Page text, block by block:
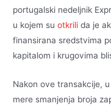
portugalski nedeljnik
u kojem suotkrilida je
finansirana sredstvima
kapitalom i krugovima
Nakon ove transakcije,
mere smanjenja broja